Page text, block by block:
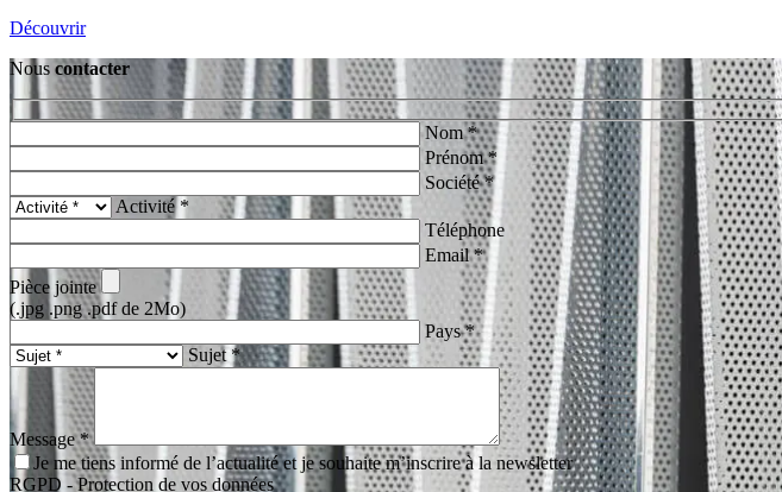
Découvrir
Nous contacter
Nom *
Prénom *
Société *
Activité *
Téléphone
Email *
Pièce jointe
(.jpg .png .pdf de 2Mo)
Pays *
Sujet *
Message *
Je me tiens informé de l’actualité et je souhaite m’inscrire à la newsletter
RGPD - Protection de vos données